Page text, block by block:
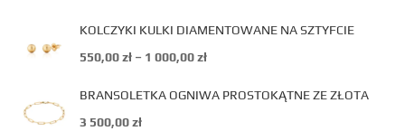
KOLCZYKI KULKI DIAMENTOWANE NA SZTYFCIE
550,00zł – 1 000,00zł
BRANSOLETKA OGNIWA PROSTOKĄTNE ZE ZŁOTA
3 500,00zł